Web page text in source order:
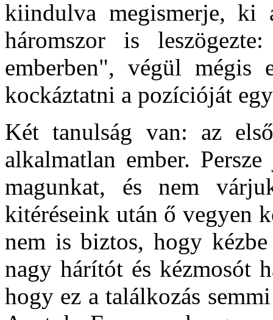
kiindulva megismerje,
háromszor is
emberben", végül mégis
kockáztatni a pozícióját
Két tanulság van: az
alkalmatlan ember.
magunkat, és nem
kitéréseink után ő vegyen
nem is biztos, hogy
nagy hárítót és kézmosót
hogy ez a találkozás